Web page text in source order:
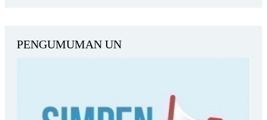
PENGUMUMAN UN